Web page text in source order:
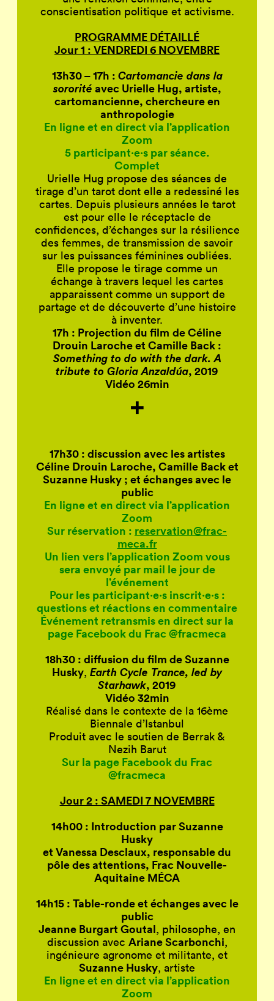
conscientisation politique et activisme.
PROGRAMME DÉTAILLÉ
Jour 1 : VENDREDI 6 NOVEMBRE
13h30 – 17h : Cartomancie dans la
sororité avec Urielle Hug, artiste,
cartomancienne, chercheure en
anthropologie
En ligne et en direct via l’application
Zoom
5 participant·e·s par séance.
Complet
Urielle Hug propose des séances de
tirage d’un tarot dont elle a redessiné les
cartes. Depuis plusieurs années le tarot
est pour elle le réceptacle de
confidences, d’échanges sur la résilience
des femmes, de transmission de savoir
sur les puissances féminines oubliées.
Elle propose le tirage comme un
échange à travers lequel les cartes
apparaissent comme un support de
partage et de découverte d’une histoire
à inventer.
17h : Projection du film de Céline
Drouin Laroche et Camille Back :
Something to do with the dark.A
tribute to Gloria Anzaldúa, 2019
Vidéo 26min
+
17h30 : discussion avec les artistes
Céline Drouin Laroche, Camille Back et
Suzanne Husky ; et échanges avec le
public
En ligne et en direct via l’application
Zoom
Sur réservation : reservation@frac-
meca.fr
Un lien vers l’application Zoom vous
sera envoyé par mail le jour de
l’événement
Pour les participant·e·s inscrit·e·s :
questions et réactions en commentaire
Événement retransmis en direct sur la
page Facebook du Frac @fracmeca
18h30 : diffusion du film de Suzanne
Husky, Earth Cycle Trance, led by
Starhawk, 2019
Vidéo 32min
Réalisé dans le contexte de la 16ème
Biennale d’Istanbul
Produit avec le soutien de Berrak &
Nezih Barut
Sur la page Facebook du Frac
@fracmeca
Jour 2 : SAMEDI 7 NOVEMBRE
14h00 : Introduction par Suzanne
Husky
et Vanessa Desclaux, responsable du
pôle des attentions, Frac Nouvelle-
Aquitaine MÉCA
14h15 : Table-ronde et échanges avec le
public
Jeanne Burgart Goutal, philosophe, en
discussion avec Ariane Scarbonchi,
ingénieure agronome et militante, et
Suzanne Husky, artiste
En ligne et en direct via l’application
Zoom